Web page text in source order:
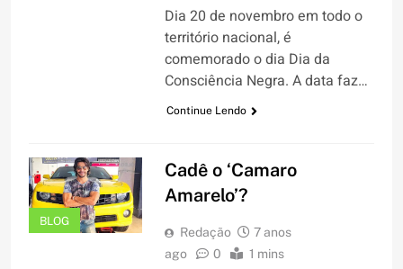
Dia 20 de novembro em todo o
território nacional, é
comemorado o dia Dia da
Consciência Negra. A data faz…
Continue Lendo
BLOG
Cadê o ‘Camaro
Amarelo’?
Redação
7 anos
ago
0 1 mins